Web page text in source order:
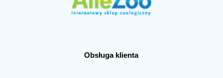
Obsługa klienta